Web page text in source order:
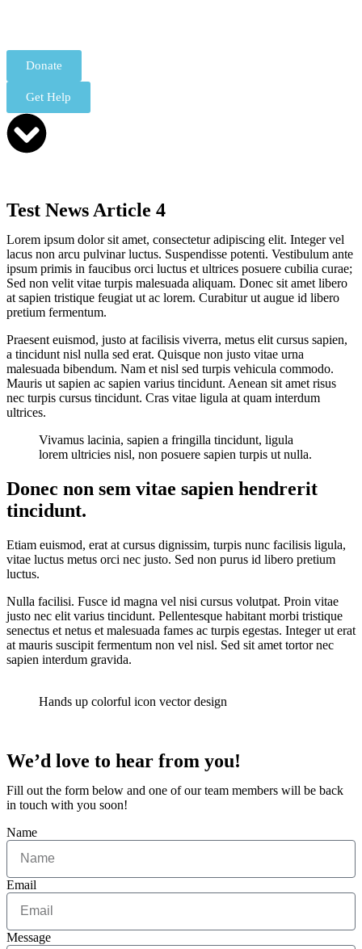
Donate
Get Help
Test News Article 4
Lorem ipsum dolor sit amet, consectetur adipiscing elit. Integer vel
lacus non arcu pulvinar luctus. Suspendisse potenti. Vestibulum ante
ipsum primis in faucibus orci luctus et ultrices posuere cubilia curae;
Sed non velit vitae turpis malesuada aliquam. Donec sit amet libero
at sapien tristique feugiat ut ac lorem. Curabitur ut augue id libero
pretium fermentum.
Praesent euismod, justo at facilisis viverra, metus elit cursus sapien,
a tincidunt nisl nulla sed erat. Quisque non justo vitae urna
malesuada bibendum. Nam et nisl sed turpis vehicula commodo.
Mauris ut sapien ac sapien varius tincidunt. Aenean sit amet risus
nec turpis cursus tincidunt. Cras vitae ligula at quam interdum
ultrices.
Vivamus lacinia, sapien a fringilla tincidunt, ligula
lorem ultricies nisl, non posuere sapien turpis ut nulla.
Donec non sem vitae sapien hendrerit
tincidunt.
Etiam euismod, erat at cursus dignissim, turpis nunc facilisis ligula,
vitae luctus metus orci nec justo. Sed non purus id libero pretium
luctus.
Nulla facilisi. Fusce id magna vel nisi cursus volutpat. Proin vitae
justo nec elit varius tincidunt. Pellentesque habitant morbi tristique
senectus et netus et malesuada fames ac turpis egestas. Integer ut erat
at mauris suscipit fermentum non vel nisl. Sed sit amet tortor nec
sapien interdum gravida.
Hands up colorful icon vector design
We’d love to hear from you!
Fill out the form below and one of our team members will be back
in touch with you soon!
Name
Email
Message